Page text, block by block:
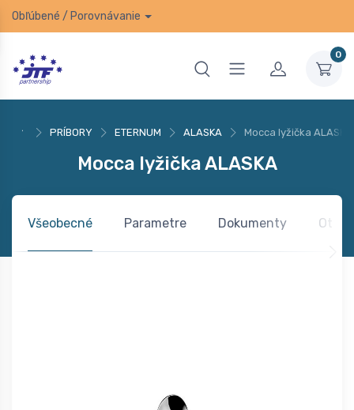
Obľúbené / Porovnávanie
0
PRÍBORY ETERNUM ALASKA Mocca lyžička ALASKA
Mocca lyžička ALASKA
Všeobecné Parametre Dokumenty